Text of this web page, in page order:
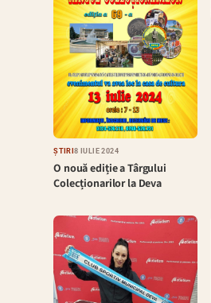
ȘTIRI8 IULIE 2024
O nouă ediție a Târgului
Colecționarilor la Deva